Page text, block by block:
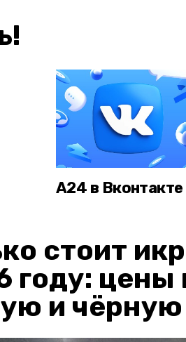
А24 в Вконтакте
стоит
году:
и чёрную